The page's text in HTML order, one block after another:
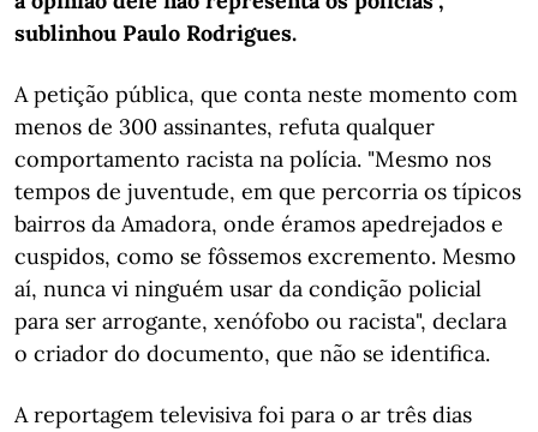
sublinhou Paulo Rodrigues.
A petição pública, que conta neste momento com
menos de 300 assinantes, refuta qualquer
comportamento racista na polícia. "Mesmo nos
tempos de juventude, em que percorria os típicos
bairros da Amadora, onde éramos apedrejados e
cuspidos, como se fôssemos excremento. Mesmo
aí, nunca vi ninguém usar da condição policial
para ser arrogante, xenófobo ou racista", declara
o criador do documento, que não se identifica.
A reportagem televisiva foi para o ar três dias